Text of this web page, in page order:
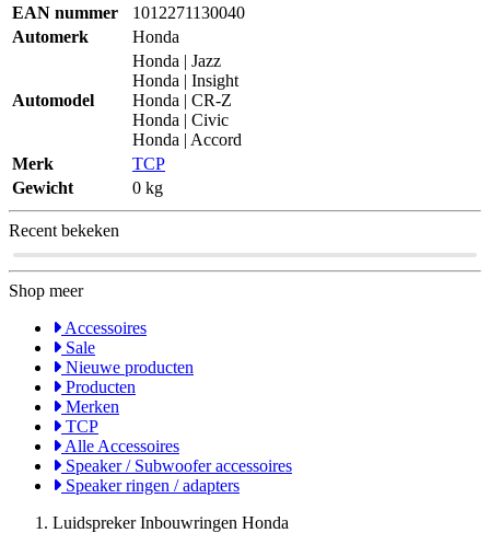
EAN nummer
1012271130040
Automerk
Honda
Automodel
Honda | Jazz
Honda | Insight
Honda | CR-Z
Honda | Civic
Honda | Accord
Merk
TCP
Gewicht
0 kg
Recent bekeken
Shop meer
Accessoires
Sale
Nieuwe producten
Producten
Merken
TCP
Alle Accessoires
Speaker / Subwoofer accessoires
Speaker ringen / adapters
Luidspreker Inbouwringen Honda